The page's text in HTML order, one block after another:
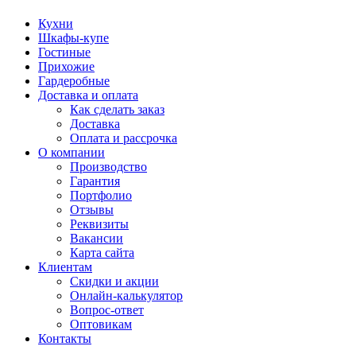
Кухни
Шкафы-купе
Гостиные
Прихожие
Гардеробные
Доставка и оплата
Как сделать заказ
Доставка
Оплата и рассрочка
О компании
Производство
Гарантия
Портфолио
Отзывы
Реквизиты
Вакансии
Карта сайта
Клиентам
Скидки и акции
Онлайн-калькулятор
Вопрос-ответ
Оптовикам
Контакты